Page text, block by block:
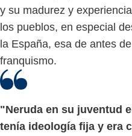
y su madurez y
los pueblos, en especial
la España, esa de antes
franquismo.
"Neruda en su juventud
tenía ideología fija y era